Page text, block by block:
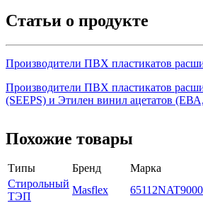
Статьи о продукте
Производители ПВХ пластикатов
Производители ПВХ пластикатов
(SEEPS) и Этилен винил ацетатов
Похожие товары
Типы Бренд Марка
Стирольный
ТЭП
Masflex 65112NAT9000